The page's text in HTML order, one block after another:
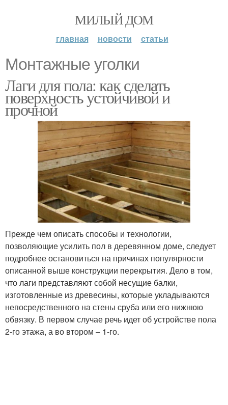
МИЛЫЙ ДОМ
главная новости статьи
Монтажные уголки
Лаги для пола: как сделать
поверхность устойчивой и
прочной
Прежде чем описать способы и технологии,
позволяющие усилить пол в деревянном доме, следует
подробнее остановиться на причинах популярности
описанной выше конструкции перекрытия. Дело в том,
что лаги представляют собой несущие балки,
изготовленные из древесины, которые укладываются
непосредственного на стены сруба или его нижнюю
обвязку. В первом случае речь идет об устройстве пола
2-го этажа, а во втором – 1-го.